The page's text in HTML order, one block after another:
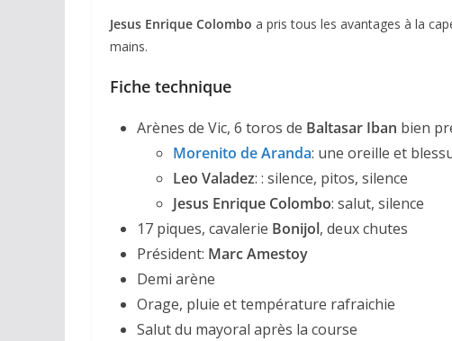
Jesus Enrique Colombo a pris tous les avantages à la
mains.
Fiche technique
Arènes de Vic, 6 toros de Baltasar Iban bien
Morenito de Aranda: une oreille et
Leo Valadez: : silence, pitos, silence
Jesus Enrique Colombo: salut, silence
17 piques, cavalerie Bonijol, deux chutes
Président: Marc Amestoy
Demi arène
Orage, pluie et température rafraichie
Salut du mayoral après la course
ACTUALITÉS TAURINES
CHRONIQUES TAURINES 2026
Arles : au seuil
espérances.